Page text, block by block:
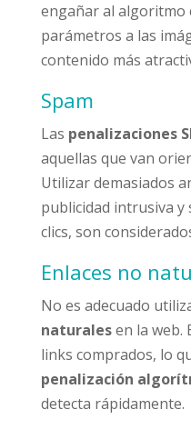
engañar al algoritmo
parámetros a las
contenido más
Spam
Las penalizaciones
aquellas que van
Utilizar demasiados
publicidad intrusiva y
clics, son
Enlaces no
No es adecuado
naturalesen la web.
links comprados, lo
penalización
detecta rápidamente.